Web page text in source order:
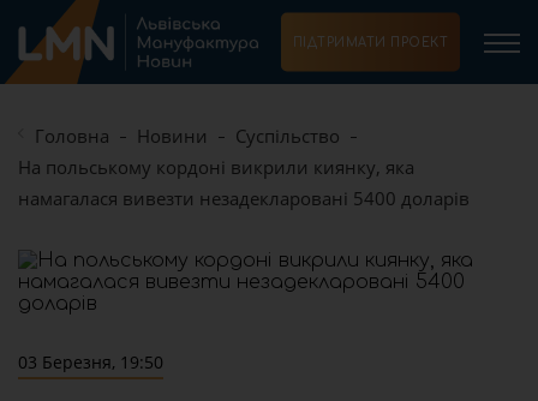
ПІДТРИМАТИ ПРОЕКТ
Головна Новини
Суспільство
На польському кордоні викрили киянку, яка
намагалася вивезти незадекларовані 5400 доларів
03 Березня, 19:50